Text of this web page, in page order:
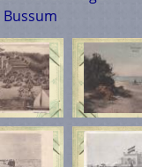
Bussum